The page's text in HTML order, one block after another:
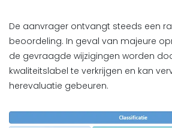
De aanvrager ontvangt steeds een
beoordeling. In geval van majeure
de gevraagde wijzigingen worden
kwaliteitslabel te verkrijgen en kan
herevaluatie gebeuren.